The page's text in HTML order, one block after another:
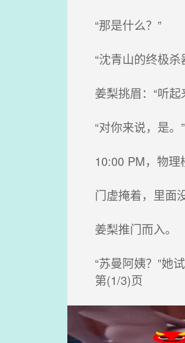
“那是什么？”
“沈青山的终极杀
姜梨挑眉：“听起
“对你来说，是。
10:00 PM，物理
门虚掩着，里面
姜梨推门而入。
“苏曼阿姨？”她
第(1/3)页